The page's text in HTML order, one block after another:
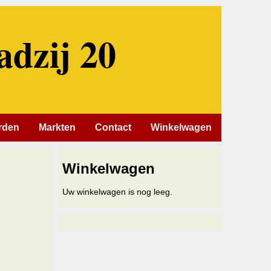
20
Winkelwagen
Contact
Markten
Winkelwagen
Uw winkelwagen is nog leeg.